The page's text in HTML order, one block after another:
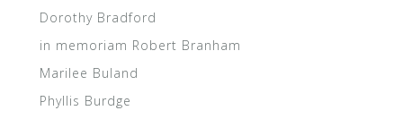
Dorothy Bradford
in memoriam Robert Branham
Marilee Buland
Phyllis Burdge